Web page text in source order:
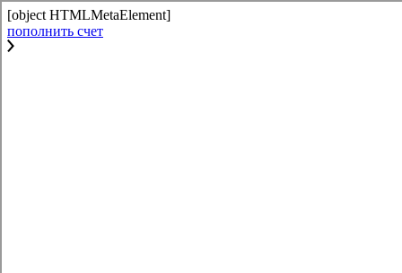
[object HTMLMetaElement]
пополнить счет